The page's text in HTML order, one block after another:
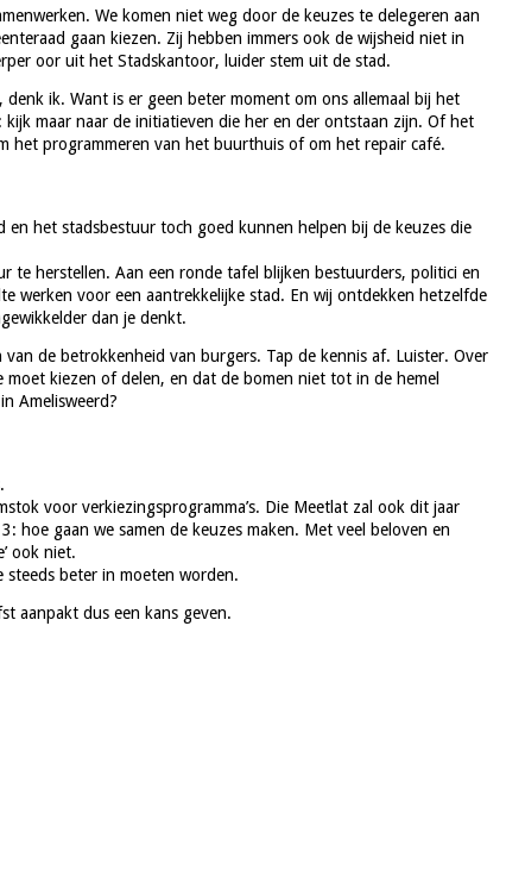
We komen niet weg door de keuzes te delegeren aan
gaan kiezen. Zij hebben immers ook de wijsheid niet in
oor uit het Stadskantoor, luider stem uit de stad.
ik. Want is er geen beter moment om ons allemaal bij het
maar naar de initiatieven die her en der ontstaan zijn. Of het
het programmeren van het buurthuis of om het repair café.
en het stadsbestuur toch goed kunnen helpen bij de keuzes die
te herstellen. Aan een ronde tafel blijken bestuurders, politici en
werken voor een aantrekkelijke stad. En wij ontdekken hetzelfde
dan je denkt.
de betrokkenheid van burgers. Tap de kennis af. Luister. Over
moet kiezen of delen, en dat de bomen niet tot in de hemel
Amelisweerd?
voor verkiezingsprogramma’s. Die Meetlat zal ook dit jaar
hoe gaan we samen de keuzes maken. Met veel beloven en
ook niet.
steeds beter in moeten worden.
aanpakt dus een kans geven.